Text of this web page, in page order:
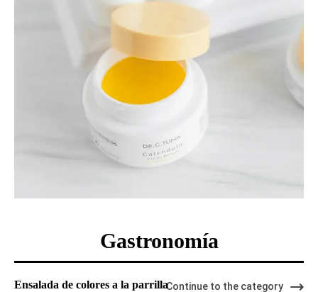
Gastronomía
Continue to the category
Ensalada de colores a la parrilla